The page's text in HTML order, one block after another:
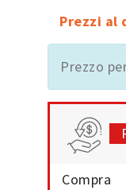
Prezzi al
Prezzo
Compra